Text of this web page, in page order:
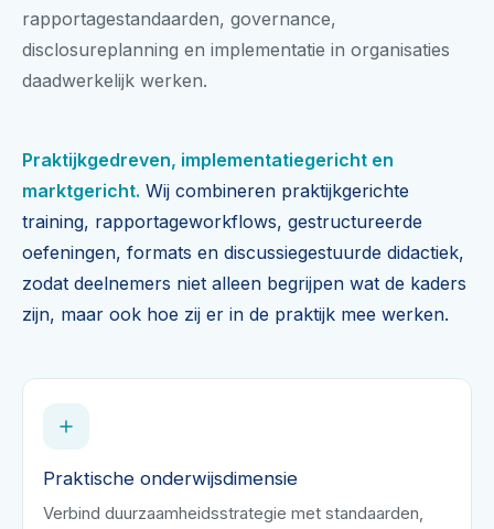
rapportagestandaarden, governance,
disclosureplanning en implementatie in organisaties
daadwerkelijk werken.
Praktijkgedreven, implementatiegericht en
marktgericht. Wij combineren praktijkgerichte
training, rapportageworkflows, gestructureerde
oefeningen, formats en discussiegestuurde didactiek,
zodat deelnemers niet alleen begrijpen wat de kaders
zijn, maar ook hoe zij er in de praktijk mee werken.
Praktische onderwijsdimensie
Verbind duurzaamheidsstrategie met standaarden,